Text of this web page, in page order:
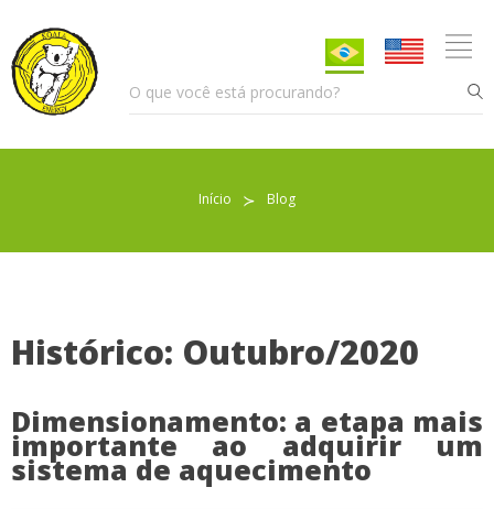
Início ≻ Blog
Histórico: Outubro/2020
Dimensionamento: a etapa mais
importante ao adquirir um
sistema de aquecimento
Sobre nós
Indicações de uso